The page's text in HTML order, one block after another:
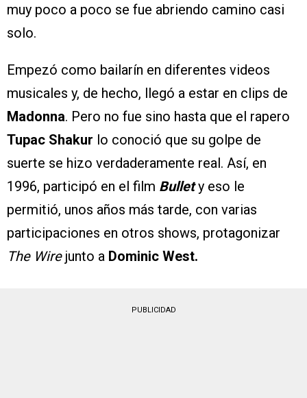
muy poco a poco se fue abriendo camino casi
solo.
Empezó como bailarín en diferentes videos
musicales y, de hecho, llegó a estar en clips de
Madonna. Pero no fue sino hasta que el rapero
Tupac Shakur lo conoció que su golpe de
suerte se hizo verdaderamente real. Así, en
1996, participó en el film Bullety eso le
permitió, unos años más tarde, con varias
participaciones en otros shows, protagonizar
The Wirejunto a Dominic West.
PUBLICIDAD